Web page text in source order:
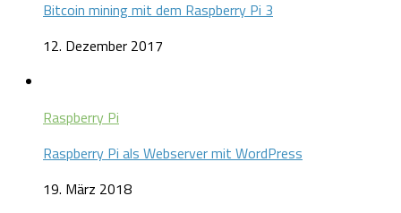
Bitcoin mining mit dem Raspberry Pi 3
12. Dezember 2017
Raspberry Pi
Raspberry Pi als Webserver mit WordPress
19. März 2018